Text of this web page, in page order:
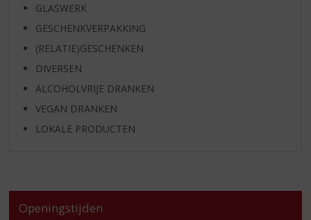
GLASWERK
GESCHENKVERPAKKING
(RELATIE)GESCHENKEN
DIVERSEN
ALCOHOLVRIJE DRANKEN
VEGAN DRANKEN
LOKALE PRODUCTEN
Openingstijden